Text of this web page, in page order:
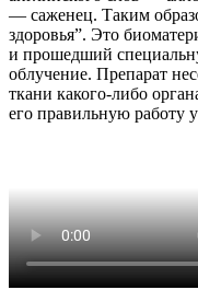
— саженец. Таким
здоровья”. Это
и прошедший
облучение. Препарат
ткани какого-либо
его правильную работу